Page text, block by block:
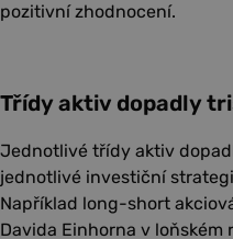
pozitivní zhodnocení.
Třídy aktiv dopadly
Jednotlivé třídy aktiv
jednotlivé investiční
Například long-short
Davida Einhorna v